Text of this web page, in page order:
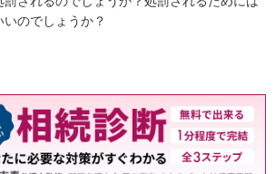
のでしょうか？